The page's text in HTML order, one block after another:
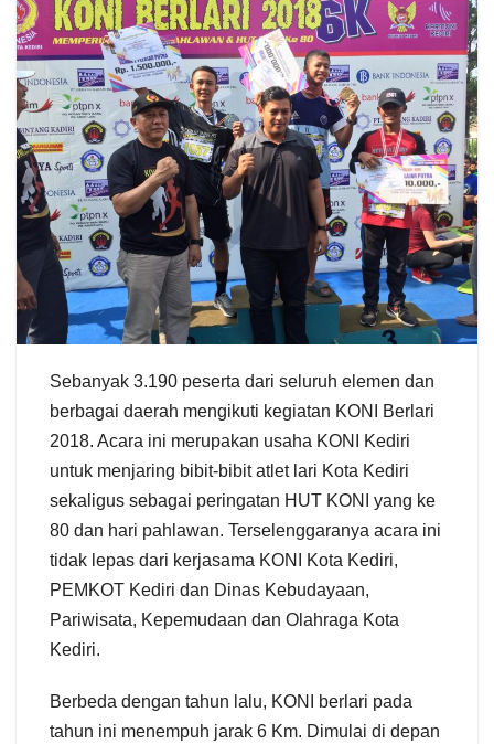
Sebanyak 3.190 peserta dari seluruh elemen dan
berbagai daerah mengikuti kegiatan KONI Berlari
2018. Acara ini merupakan usaha KONI Kediri
untuk menjaring bibit-bibit atlet lari Kota Kediri
sekaligus sebagai peringatan HUT KONI yang ke
80 dan hari pahlawan. Terselenggaranya acara ini
tidak lepas dari kerjasama KONI Kota Kediri,
PEMKOT Kediri dan Dinas Kebudayaan,
Pariwisata, Kepemudaan dan Olahraga Kota
Kediri.
Berbeda dengan tahun lalu, KONI berlari pada
tahun ini menempuh jarak 6 Km. Dimulai di depan